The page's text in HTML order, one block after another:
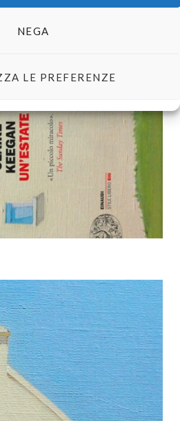
NEGA
LE PREFERENZE
Un’estate